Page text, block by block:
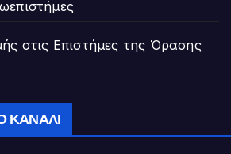
στις Επιστήμες της Όρασης
ΚΑΝΆΛΙ